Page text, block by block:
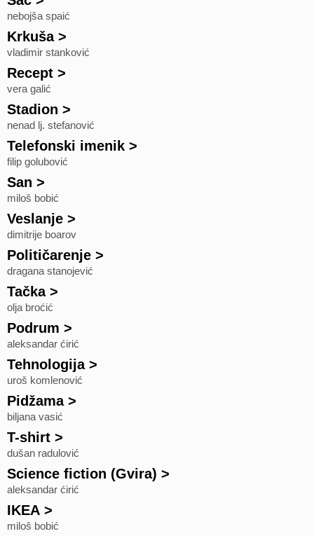
nebojša spaić
Krkuša>
vladimir stanković
Recept >
vera galić
Stadion >
nenad lj. stefanović
Telefonski imenik >
filip golubović
San >
miloš bobić
Veslanje >
dimitrije boarov
Političarenje >
dragana stanojević
Tačka>
olja broćić
Podrum >
aleksandar ćirić
Tehnologija>
uroš komlenović
Pidžama>
biljana vasić
T-shirt >
dušan radulović
Science fiction (Gvira) >
aleksandar ćirić
IKEA >
miloš bobić